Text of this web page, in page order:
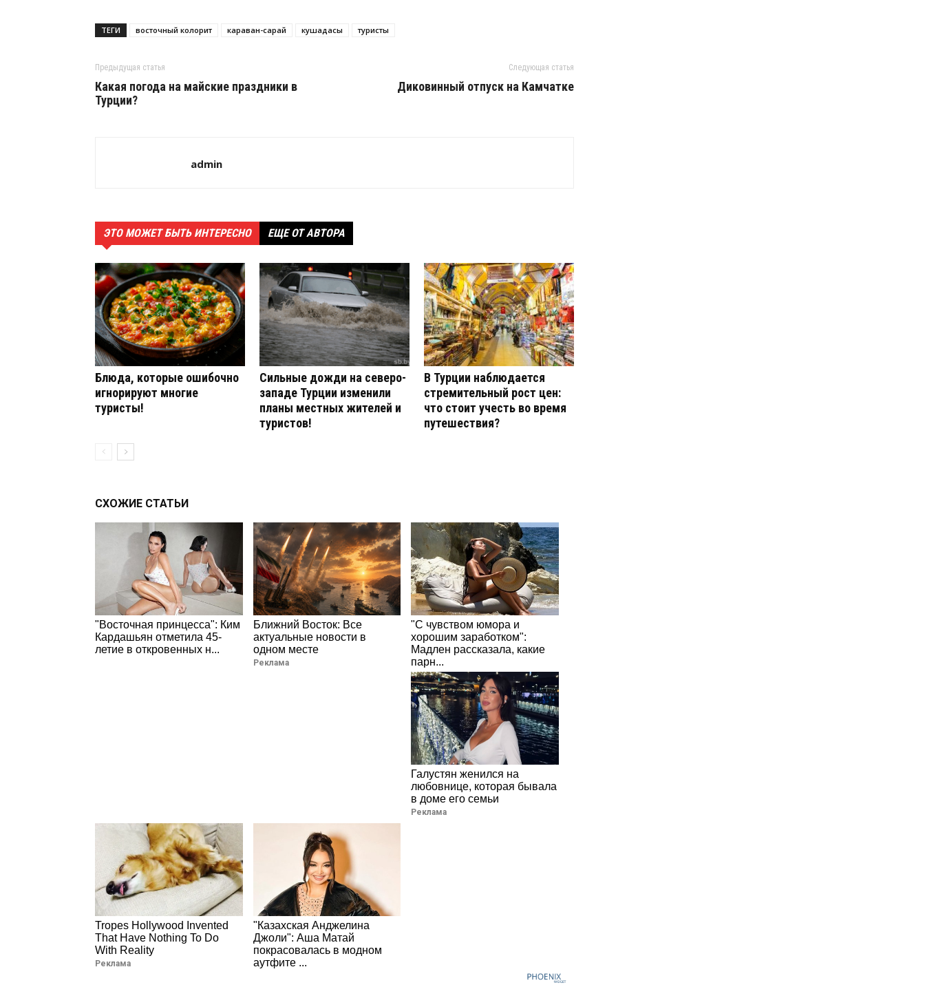
ТЕГИ восточный колорит караван-сарай кушадасы туристы
Предыдущая статья
Какая погода на майские праздники в
Турции?
Следующая статья
Диковинный отпуск на Камчатке
admin
ЭТО МОЖЕТ БЫТЬ ИНТЕРЕСНО ЕЩЕ ОТ АВТОРА
Блюда, которые ошибочно
игнорируют многие
туристы!
Сильные дожди на северо-
западе Турции изменили
планы местных жителей и
туристов!
В Турции наблюдается
стремительный рост цен:
что стоит учесть во время
путешествия?
СХОЖИЕ СТАТЬИ
"Восточная принцесса": Ким
Кардашьян отметила 45-
летие в откровенных н...
Ближний Восток: Все
актуальные новости в
одном месте
Реклама
"С чувством юмора и
хорошим заработком":
Мадлен рассказала, какие
парн...
Галустян женился на
любовнице, которая бывала
в доме его семьи
Реклама
Tropes Hollywood Invented
That Have Nothing To Do
With Reality
Реклама
"Казахская Анджелина
Джоли": Аша Матай
покрасовалась в модном
аутфите ...